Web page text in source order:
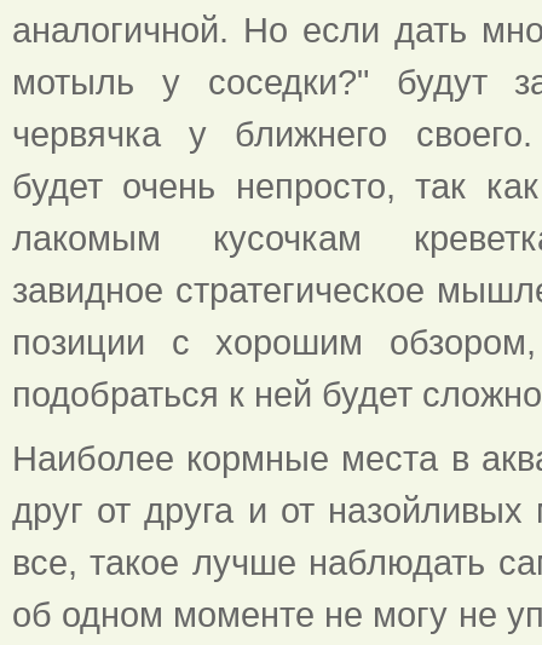
аналогичной. Но если дать
мотыль у соседки?" будут
червячка у ближнего
будет очень непросто, так
лакомым кусочкам
завидное стратегическое
позиции с хорошим
подобраться к ней будет
Наиболее кормные места в
друг от друга и от
все, такое лучше наблюдать
об одном моменте не могу не